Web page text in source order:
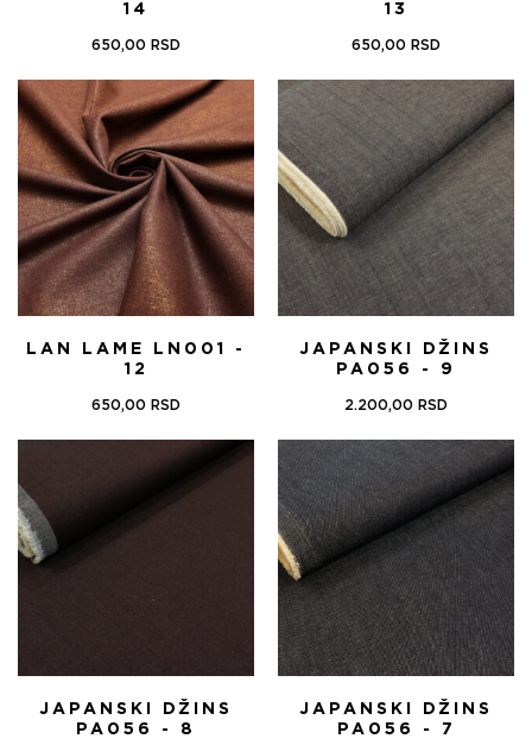
14
650,00 RSD
13
650,00 RSD
LAN LAME LN001 -
12
650,00 RSD
JAPANSKI DŽINS
PA056 - 9
2.200,00 RSD
JAPANSKI DŽINS
PA056 - 8
JAPANSKI DŽINS
PA056 - 7